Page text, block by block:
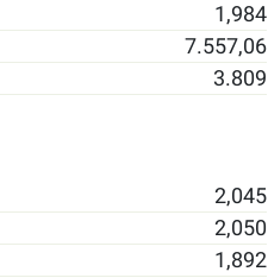
1,984
7.557,06
3.809
2,045
2,050
1,892